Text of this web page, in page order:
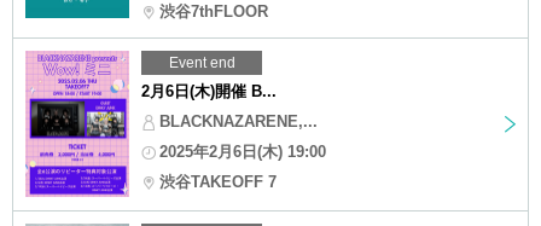
渋谷7thFLOOR
Event end
2月6日(木)開催 B...
BLACKNAZARENE,...
2025年2月6日(木) 19:00
渋谷TAKEOFF 7